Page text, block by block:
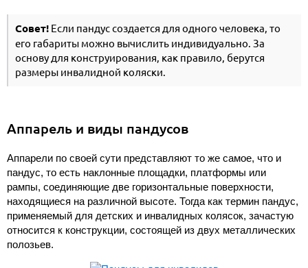
Совет! Если пандус создается для одного человека, то
его габариты можно вычислить индивидуально. За
основу для конструирования, как правило, берутся
размеры инвалидной коляски.
Аппарель и виды пандусов
Аппарели по своей сути представляют то же самое, что и
пандус, то есть наклонные площадки, платформы или
рампы, соединяющие две горизонтальные поверхности,
находящиеся на различной высоте. Тогда как термин пандус,
применяемый для детских и инвалидных колясок, зачастую
относится к конструкции, состоящей из двух металлических
полозьев.